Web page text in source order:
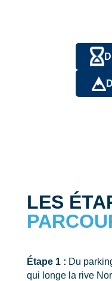
LES
Étape 1 : Du
qui longe la rive